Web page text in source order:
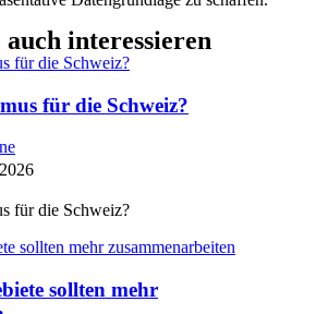
auch interessieren
für die Schweiz?
sollten mehr